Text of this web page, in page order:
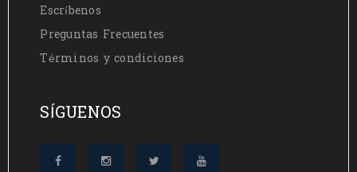
Escríbenos
Preguntas Frecuentes
Términos y condiciones
SÍGUENOS